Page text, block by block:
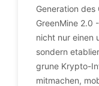
Generation
GreenMine 2.0
nicht nur einen
sondern
grune Krypto-
mitmachen,